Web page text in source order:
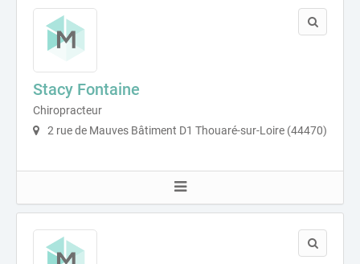
Stacy Fontaine
Chiropracteur
2 rue de Mauves Bâtiment D1 Thouaré-sur-Loire (44470)